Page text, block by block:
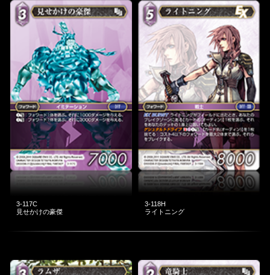
3-117C
見せかけの豪傑
3-118H
ライトニング